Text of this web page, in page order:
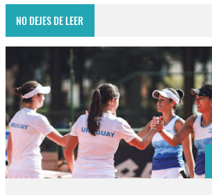
NO DEJES DE LEER